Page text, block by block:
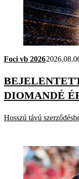
Foci vb 2026
DIOMANDÉ
Hosszú távú